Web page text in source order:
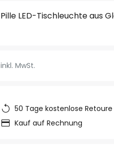
Pille LED-Tischleuchte aus
inkl. MwSt.
50 Tage kostenlose Retoure
Kauf auf Rechnung